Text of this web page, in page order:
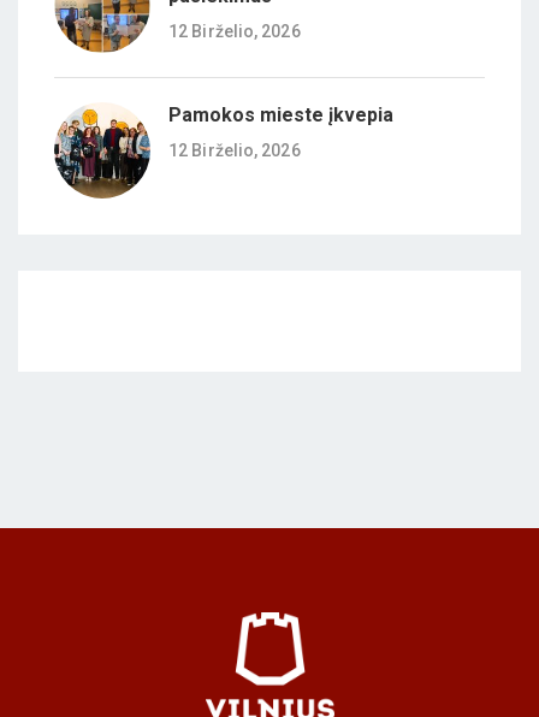
12 Birželio, 2026
Pamokos mieste įkvepia
12 Birželio, 2026